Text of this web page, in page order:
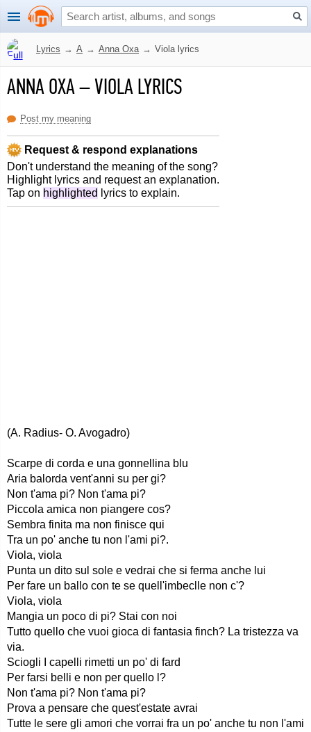
Lyrics → A → Anna Oxa → Viola lyrics
ANNA OXA–VIOLA LYRICS
Post my meaning
Request & respond explanations
Don't understand the meaning of the song?
Highlight lyrics and request an explanation.
Tap on highlighted lyrics to explain.
(A. Radius- O. Avogadro)
Scarpe di corda e una gonnellina blu
Aria balorda vent'anni su per gi?
Non t'ama pi? Non t'ama pi?
Piccola amica non piangere cos?
Sembra finita ma non finisce qui
Tra un po' anche tu non l'ami pi?.
Viola, viola
Punta un dito sul sole e vedrai che si ferma anche lui
Per fare un ballo con te se quell'imbeclle non c'?
Viola, viola
Mangia un poco di pi? Stai con noi
Tutto quello che vuoi gioca di fantasia finch? La tristezza va
via.
Sciogli I capelli rimetti un po' di fard
Per farsi belli e non per quello l?
Non t'ama pi? Non t'ama pi?
Prova a pensare che quest'estate avrai
Tutte le sere gli amori che vorrai fra un po' anche tu non l'ami